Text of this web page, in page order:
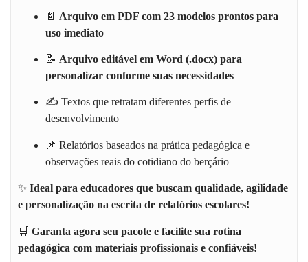
📄 Arquivo em PDF com 23 modelos prontos para
uso imediato
📝 Arquivo editável em Word (.docx) para
personalizar conforme suas necessidades
✍️ Textos que retratam diferentes perfis de
desenvolvimento
📌 Relatórios baseados na prática pedagógica e
observações reais do cotidiano do berçário
✨ Ideal para educadores que buscam qualidade, agilidade
e personalização na escrita de relatórios escolares!
🛒 Garanta agora seu pacote e facilite sua rotina
pedagógica com materiais profissionais e confiáveis!